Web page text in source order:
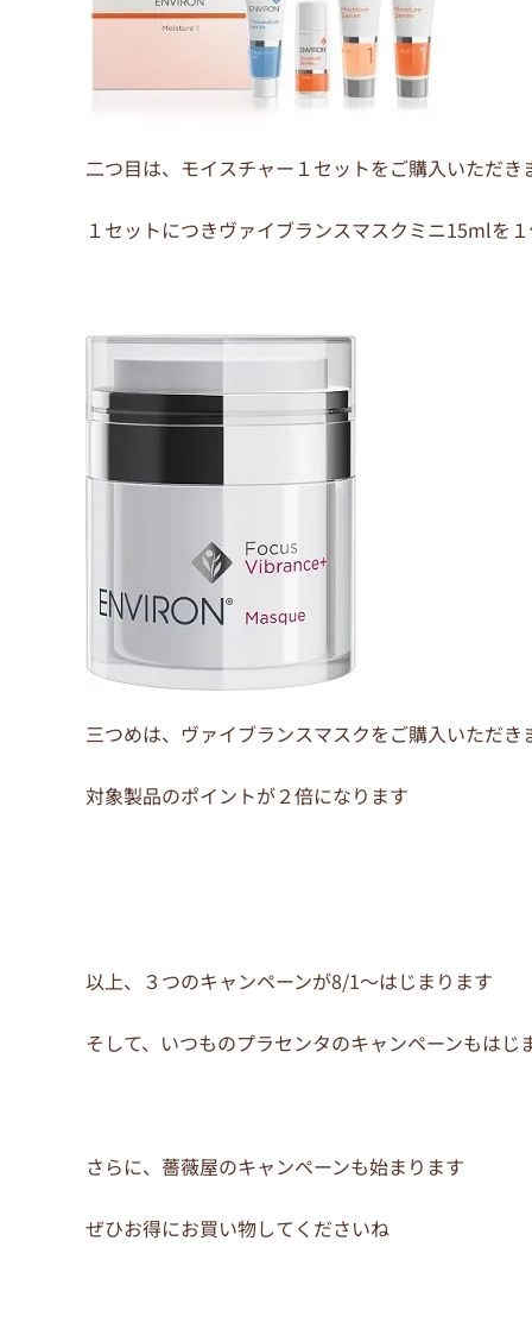
二つ目は、モイスチャー１セットをご購入いただき
１セットにつきヴァイブランスマスクミニ15mlを
三つめは、ヴァイブランスマスクをご購入いただき
対象製品のポイントが２倍になります
以上、３つのキャンペーンが8/1～はじまります
そして、いつものプラセンタのキャンペーンもはじ
さらに、薔薇屋のキャンペーンも始まります
ぜひお得にお買い物してくださいね